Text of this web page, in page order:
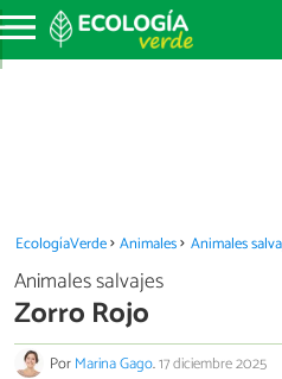
EcologíaVerde Animales Animales
Animales salvajes
Zorro Rojo
PorMarina Gago.17 diciembre 2025